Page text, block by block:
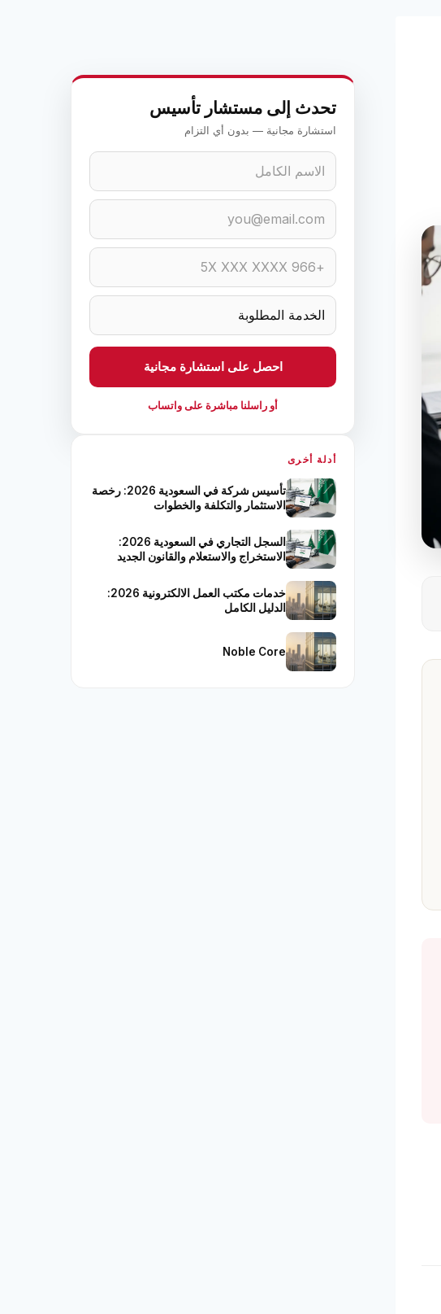
تحدث إلى مستشار تأسيس
استشارة مجانية — بدون أي التزام
احصل على استشارة مجانية
أو راسلنا مباشرة على واتساب
أدلة أخرى
تأسيس شركة في السعودية 2026: رخصة
الاستثمار والتكلفة والخطوات
السجل التجاري في السعودية 2026:
الاستخراج والاستعلام والقانون الجديد
خدمات مكتب العمل الالكترونية 2026:
الدليل الكامل
Noble Core